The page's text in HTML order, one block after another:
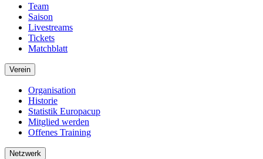
Team
Saison
Livestreams
Tickets
Matchblatt
Verein
Organisation
Historie
Statistik Europacup
Mitglied werden
Offenes Training
Netzwerk